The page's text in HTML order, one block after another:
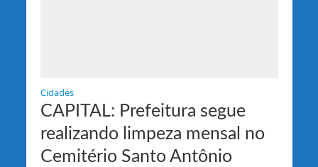
Cidades
CAPITAL: Prefeitura segue
realizando limpeza mensal no
Cemitério Santo Antônio